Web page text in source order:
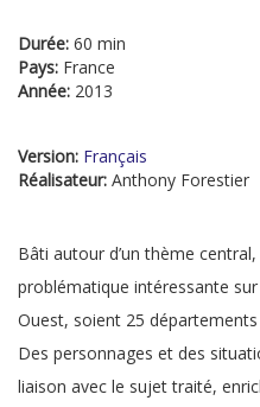
Durée: 60 min
Pays: France
Année: 2013
Version: Français
Réalisateur: Anthony Forestier
Bâti autour d’un thème
problématique intéressante
Ouest, soient 25
Des personnages et des
liaison avec le sujet traité,